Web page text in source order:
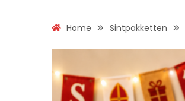
Home Sintpakketten